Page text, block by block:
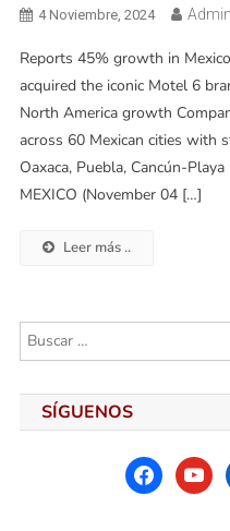
4 Noviembre, 2024 Admin
Reports 45% growth in
acquired the iconic Motel 6
North America growth
across 60 Mexican cities with
Oaxaca, Puebla, Cancún-
MEXICO (November 04 […]
Leer más ..
SÍGUENOS
facebookyoutube